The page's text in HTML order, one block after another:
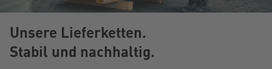
Unsere Lieferketten.
Stabil und nachhaltig.